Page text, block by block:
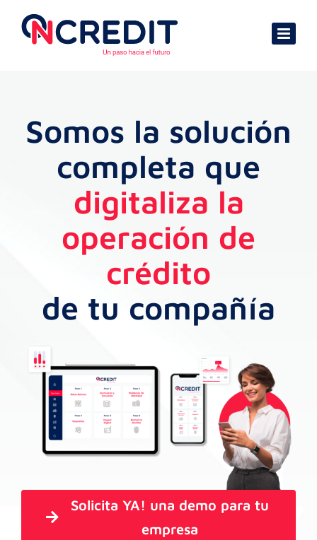
content
Somos la solución
completa que
digitaliza la
operación de
crédito
de tu compañía
Solicita YA! una demo para tu
empresa